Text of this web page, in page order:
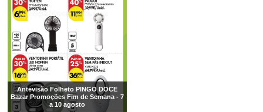
Antevisão Folheto PINGO DOCE
Bazar Promoções Fim de Semana - 7
a 10 agosto